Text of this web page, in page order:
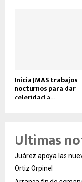
Inicia JMAS trabajos
nocturnos para dar
celeridad a...
Ultimas
Juárez apoya las
Ortiz Orpinel